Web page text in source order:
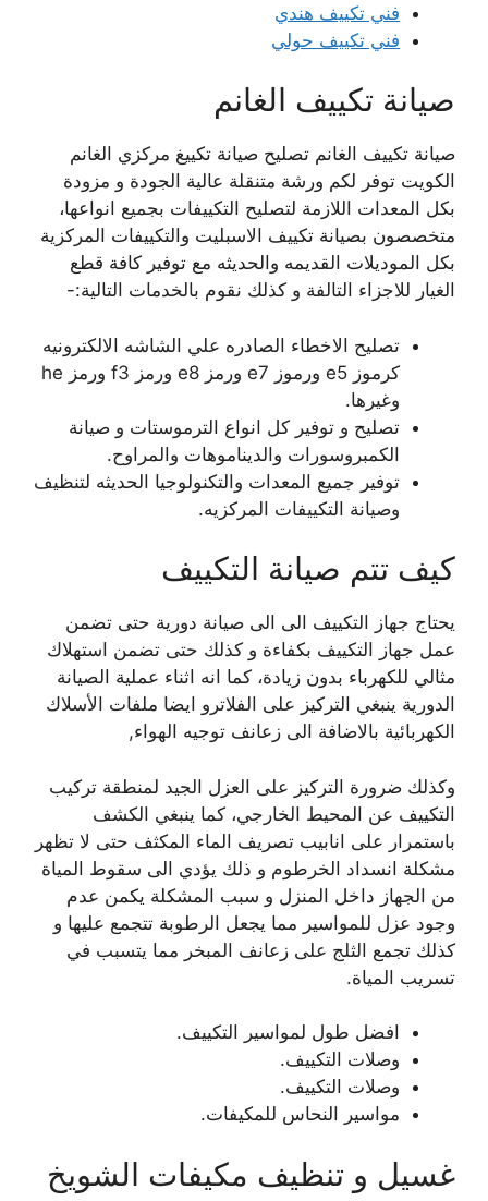
فني تكييف هندي
فني تكييف حولي
صيانة تكييف الغانم
صيانة تكييف الغانم تصليح صيانة تكييغ مركزي الغانم
الكويت توفر لكم ورشة متنقلة عالية الجودة و مزودة
بكل المعدات اللازمة لتصليح التكييفات بجميع انواعها،
متخصصون بصيانة تكييف الاسبليت والتكييفات المركزية
بكل الموديلات القديمه والحديثه مع توفير كافة قطع
الغيار للاجزاء التالفة و كذلك نقوم بالخدمات التالية:-
تصليح الاخطاء الصادره علي الشاشه الالكترونيه
كرموز e5 ورموز e7 ورمز e8 ورمز f3 ورمز he
وغيرها.
تصليح و توفير كل انواع الترموستات و صيانة
الكمبروسورات والديناموهات والمراوح.
توفير جميع المعدات والتكنولوجيا الحديثه لتنظيف
وصيانة التكييفات المركزيه.
كيف تتم صيانة التكييف
يحتاج جهاز التكييف الى الى صيانة دورية حتى تضمن
عمل جهاز التكييف بكفاءة و كذلك حتى تضمن استهلاك
مثالي للكهرباء بدون زيادة، كما انه اثناء عملية الصيانة
الدورية ينبغي التركيز على الفلاترو ايضا ملفات الأسلاك
الكهربائية بالاضافة الى زعانف توجيه الهواء,
وكذلك ضرورة التركيز على العزل الجيد لمنطقة تركيب
التكييف عن المحيط الخارجي، كما ينبغي الكشف
باستمرار على انابيب تصريف الماء المكثف حتى لا تظهر
مشكلة انسداد الخرطوم و ذلك يؤدي الى سقوط المياة
من الجهاز داخل المنزل و سبب المشكلة يكمن عدم
وجود عزل للمواسير مما يجعل الرطوبة تتجمع عليها و
كذلك تجمع الثلج على زعانف المبخر مما يتسبب في
تسريب المياة.
افضل طول لمواسير التكييف.
وصلات التكييف.
وصلات التكييف.
مواسير النحاس للمكيفات.
غسيل و تنظيف مكيفات الشويخ